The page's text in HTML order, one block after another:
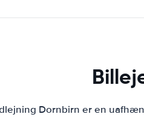
Dornbirn er en